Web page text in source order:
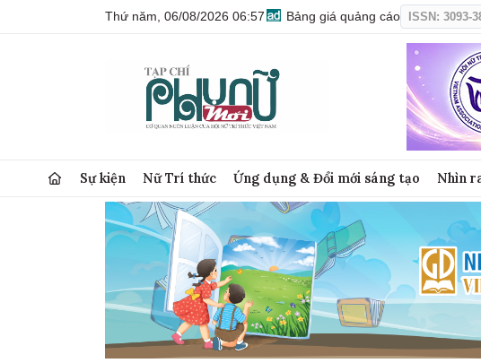
Thứ năm, 06/08/2026 06:57 Bảng giá quảng cáo ISSN: 3093-
Sự kiện Nữ Trí thức Ứng dụng & Đổi mới sáng tạo Nhìn